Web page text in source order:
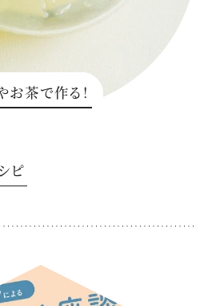
お茶で作る！
ピ